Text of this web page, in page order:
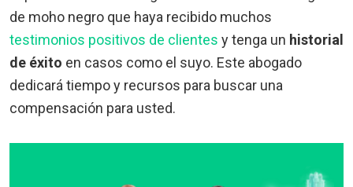
de moho negro que haya recibido muchos
testimonios positivos de clientes y tenga un historial
de éxito en casos como el suyo. Este abogado
dedicará tiempo y recursos para buscar una
compensación para usted.